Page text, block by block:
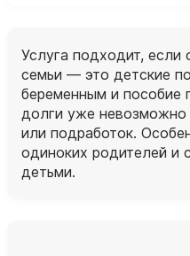
Услуга подходит, если
семьи — это детские
беременным и пособие
долги уже невозможно
или подработок.
одиноких родителей и
детьми.